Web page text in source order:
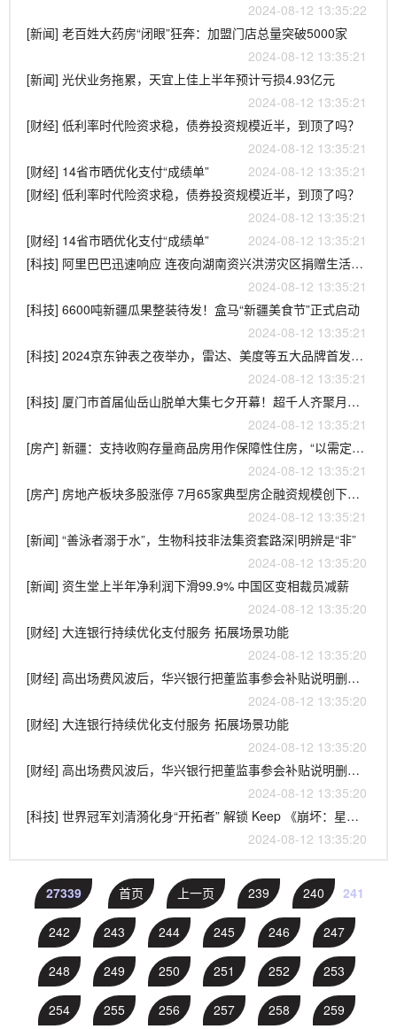
2024-08-12 13:35:22
[新闻] 老百姓大药房“闭眼”狂奔：加盟门店总量突破5000家
2024-08-12 13:35:21
[新闻] 光伏业务拖累，天宜上佳上半年预计亏损4.93亿元
2024-08-12 13:35:21
[财经] 低利率时代险资求稳，债券投资规模近半，到顶了吗？
2024-08-12 13:35:21
[财经] 14省市晒优化支付“成绩单”
2024-08-12 13:35:21
[财经] 低利率时代险资求稳，债券投资规模近半，到顶了吗？
2024-08-12 13:35:21
[财经] 14省市晒优化支付“成绩单”
2024-08-12 13:35:21
[科技] 阿里巴巴迅速响应 连夜向湖南资兴洪涝灾区捐赠生活物资
2024-08-12 13:35:21
[科技] 6600吨新疆瓜果整装待发！盒马“新疆美食节”正式启动
2024-08-12 13:35:21
[科技] 2024京东钟表之夜举办，雷达、美度等五大品牌首发新品
2024-08-12 13:35:21
[科技] 厦门市首届仙岳山脱单大集七夕开幕！超千人齐聚月老庙寻美好姻缘
2024-08-12 13:35:21
[房产] 新疆：支持收购存量商品房用作保障性住房，“以需定购”确保房源不积压
2024-08-12 13:35:21
[房产] 房地产板块多股涨停 7月65家典型房企融资规模创下今年以来新高
2024-08-12 13:35:21
[新闻] “善泳者溺于水”，生物科技非法集资套路深|明辨是“非”
2024-08-12 13:35:20
[新闻] 资生堂上半年净利润下滑99.9% 中国区变相裁员减薪
2024-08-12 13:35:20
[财经] 大连银行持续优化支付服务 拓展场景功能
2024-08-12 13:35:20
[财经] 高出场费风波后，华兴银行把董监事参会补贴说明删成“一句话”
2024-08-12 13:35:20
[财经] 大连银行持续优化支付服务 拓展场景功能
2024-08-12 13:35:20
[财经] 高出场费风波后，华兴银行把董监事参会补贴说明删成“一句话”
2024-08-12 13:35:20
[科技] 世界冠军刘清漪化身“开拓者” 解锁 Keep 《崩坏：星穹铁道》联名奖牌
2024-08-12 13:35:20
27339 首页 上一页 239 240 241
242 243 244 245 246 247
248 249 250 251 252 253
254 255 256 257 258 259